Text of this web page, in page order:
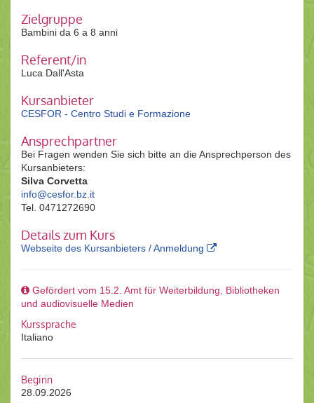
Zielgruppe
Bambini da 6 a 8 anni
Referent/in
Luca Dall'Asta
Kursanbieter
CESFOR - Centro Studi e Formazione
Ansprechpartner
Bei Fragen wenden Sie sich bitte an die Ansprechperson des
Kursanbieters:
Silva Corvetta
info@cesfor.bz.it
Tel. 0471272690
Details zum Kurs
Webseite des Kursanbieters / Anmeldung
Gefördert vom 15.2. Amt für Weiterbildung, Bibliotheken
und audiovisuelle Medien
Kurssprache
Italiano
Beginn
28.09.2026